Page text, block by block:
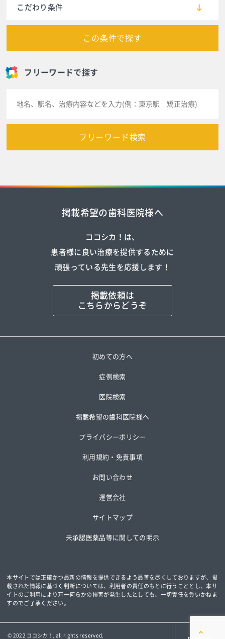
こだわり条件
この条件で探す
フリーワードで探す
フリーワード検索
掲載希望の歯科医院様へ
ココシカ！は、
患者様に良い治療を提供するために
頑張っている先生を応援します！
掲載依頼は
こちらからどうぞ
初めての方へ
症例検索
医院検索
掲載希望の歯科医院様へ
プライバシーポリシー
利用規約・免責事項
お問い合わせ
運営会社
サイトマップ
未承認医薬品等に関しての明示
本サイトでは正確かつ最新の情報を提供できるよう最善を尽くしておりますが、掲
載された情報に基づく判断については、 利用者の責任のもとに行うこととし、本サ
イトのご利用により万一何らかの損害が発生したとしても、一切責任を負いかねま
すのでご了承ください。
© 2022 ココシカ！. all rights reserved.